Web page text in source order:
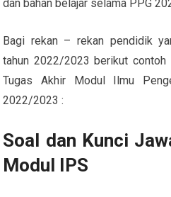
dan bahan belajar selama PPG
Bagi rekan – rekan pendidik
tahun 2022/2023 berikut
Tugas Akhir Modul Ilmu
2022/2023 :
Soal dan Kunci
Modul IPS